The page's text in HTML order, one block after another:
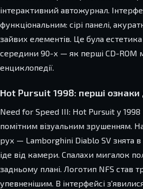
інтерактивний автожурнал.
функціональним: сірі панелі,
зайвих елементів. Це була
середини 90-х — як перші CD-ROM
енциклопедії.
Hot Pursuit 1998: перші ознаки
Need for Speed III: Hot Pursuit у
помітним візуальним зрушенням.
рух — Lamborghini Diablo SV знята в
іде від камери. Спалахи мигалок
задньому плані. Логотип NFS став
упевненішим. В інтерфейсі